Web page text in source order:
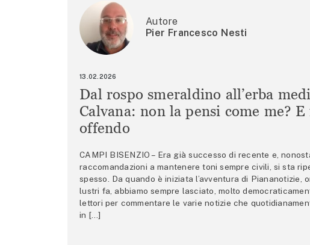
Autore
Pier Francesco Nesti
13.02.2026
Dal rospo smeraldino all’erba
Calvana: non la pensi come me?
offendo
CAMPI BISENZIO – Era già successo di recente e,
raccomandazioni a mantenere toni sempre civili, si sta
spesso. Da quando è iniziata l’avventura di Piananotizie,
lustri fa, abbiamo sempre lasciato, molto
lettori per commentare le varie notizie che
in […]